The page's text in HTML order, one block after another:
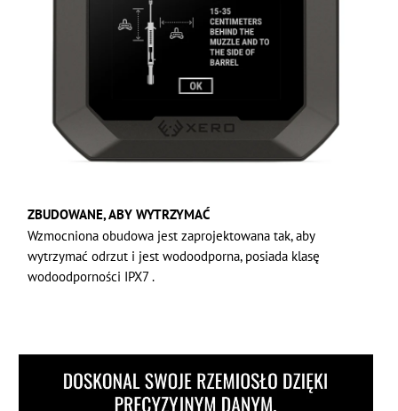
ZBUDOWANE, ABY WYTRZYMAĆ
Wzmocniona obudowa jest zaprojektowana tak, aby
wytrzymać odrzut i jest wodoodporna, posiada klasę
wodoodporności IPX7 .